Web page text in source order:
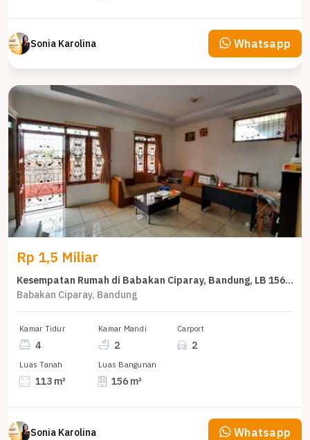
Sonia Karolina Whatsapp
Rp 1,5 Miliar
Kesempatan Rumah di Babakan Ciparay, Bandung, LB 156m², Harga 1,5 Miliar
Babakan Ciparay, Bandung
Kamar Tidur
4
Kamar Mandi
2
Carport
2
Luas Tanah
113 m²
Luas Bangunan
156 m²
Sonia Karolina Whatsapp